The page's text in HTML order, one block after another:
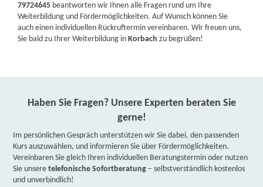
79724645 beantworten wir Ihnen alle Fragen rund um Ihre
Weiterbildung und Fördermöglichkeiten. Auf Wunsch können Sie
auch einen individuellen Rückruftermin vereinbaren. Wir freuen uns,
Sie bald zu Ihrer Weiterbildung inKorbach zu begrüßen!
Haben Sie Fragen? Unsere Experten beraten Sie
gerne!
Im persönlichen Gespräch unterstützen wir Sie dabei, den passenden
Kurs auszuwählen, und informieren Sie über Fördermöglichkeiten.
Vereinbaren Sie gleich Ihren individuellen Beratungstermin oder nutzen
Sie unseretelefonische Sofortberatung – selbstverständlich kostenlos
und unverbindlich!